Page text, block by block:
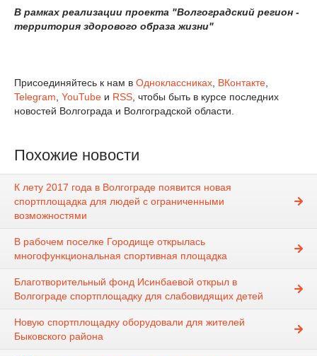
В рамках реализации проекта "Волгоградский регион -
территория здорового образа жизни"
Присоединяйтесь к нам в Одноклассниках ВКонтакте
Telegram YouTube и RSS , чтобы быть в курсе последних
новостей Волгограда и Волгоградской области.
Похожие новости
К лету 2017 года в Волгограде появится новая
спортплощадка для людей с ограниченными
возможностями
В рабочем поселке Городище открылась
многофункциональная спортивная площадка
Благотворительный фонд Исинбаевой открыл в
Волгограде спортплощадку для слабовидящих детей
Новую спортплощадку оборудовали для жителей
Быковского района